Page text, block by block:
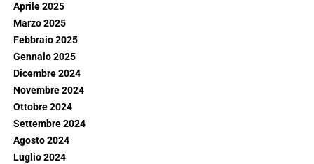
Aprile 2025
Marzo 2025
Febbraio 2025
Gennaio 2025
Dicembre 2024
Novembre 2024
Ottobre 2024
Settembre 2024
Agosto 2024
Luglio 2024